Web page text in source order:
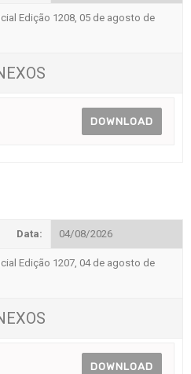
Edição 1208, 05 de agosto de
DOWNLOAD
Data: 04/08/2026
Edição 1207, 04 de agosto de
DOWNLOAD